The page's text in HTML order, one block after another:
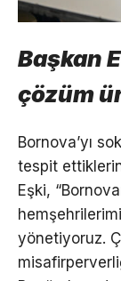
Başkan
çözüm
Bornova’yı
tespit
Eşki,
yönetiyoruz.